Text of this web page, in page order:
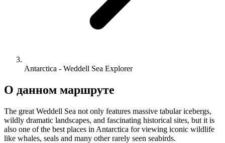
Antarctica - Weddell Sea Explorer
О данном маршруте
The great Weddell Sea not only features massive tabular icebergs,
wildly dramatic landscapes, and fascinating historical sites, but it is
also one of the best places in Antarctica for viewing iconic wildlife
like whales, seals and many other rarely seen seabirds.